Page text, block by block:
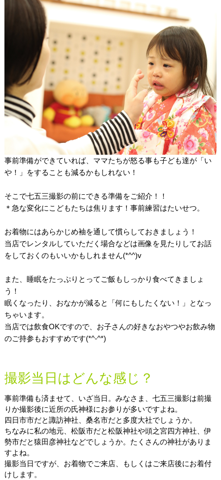
事前準備ができていれば、ママたちが怒る事も子ども達が「い
や！」をすることも減るかもしれない！
そこで七五三撮影の前にできる準備をご紹介！！
＊急な変化にこどもたちは焦ります！事前練習はたいせつ。
お着物にはあらかじめ袖を通して慣らしておきましょう！
当店でレンタルしていただく場合などは画像を見たりしてお話
をしておくのもいいかもしれません(*^^)v
また、睡眠をたっぷりとってご飯もしっかり食べてきましょ
う！
眠くなったり、おなかが減ると「何にもしたくない！」となっ
ちゃいます。
当店では飲食OKですので、お子さんの好きなおやつやお飲み物
のご持参もおすすめです(*^-^*)
撮影当日はどんな感じ？
事前準備も済ませて、いざ当日。みなさま、七五三撮影は前撮
りか撮影後に近所の氏神様にお参りが多いですよね。
四日市市だと諏訪神社、桑名市だと多度大社でしょうか。
ちなみに私の地元、松阪市だと松阪神社や頭之宮四方神社、伊
勢市だと猿田彦神社などでしょうか。たくさんの神社がありま
すよね。
撮影当日ですが、お着物でご来店、もしくはご来店後にお着付
けします。